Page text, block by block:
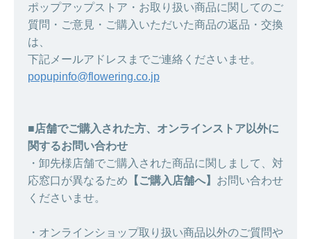
ポップアップストア・お取り扱い商品に関してのご
質問・ご意見・ご購入いただいた商品の返品・交換
は、
下記メールアドレスまでご連絡くださいませ。
popupinfo@flowering.co.jp
■店舗でご購入された方、オンラインストア以外に
関するお問い合わせ
・卸先様店舗でご購入された商品に関しまして、対
応窓口が異なるため 【ご購入店舗へ】 お問い合わせ
くださいませ。
・オンラインショップ取り扱い商品以外のご質問や